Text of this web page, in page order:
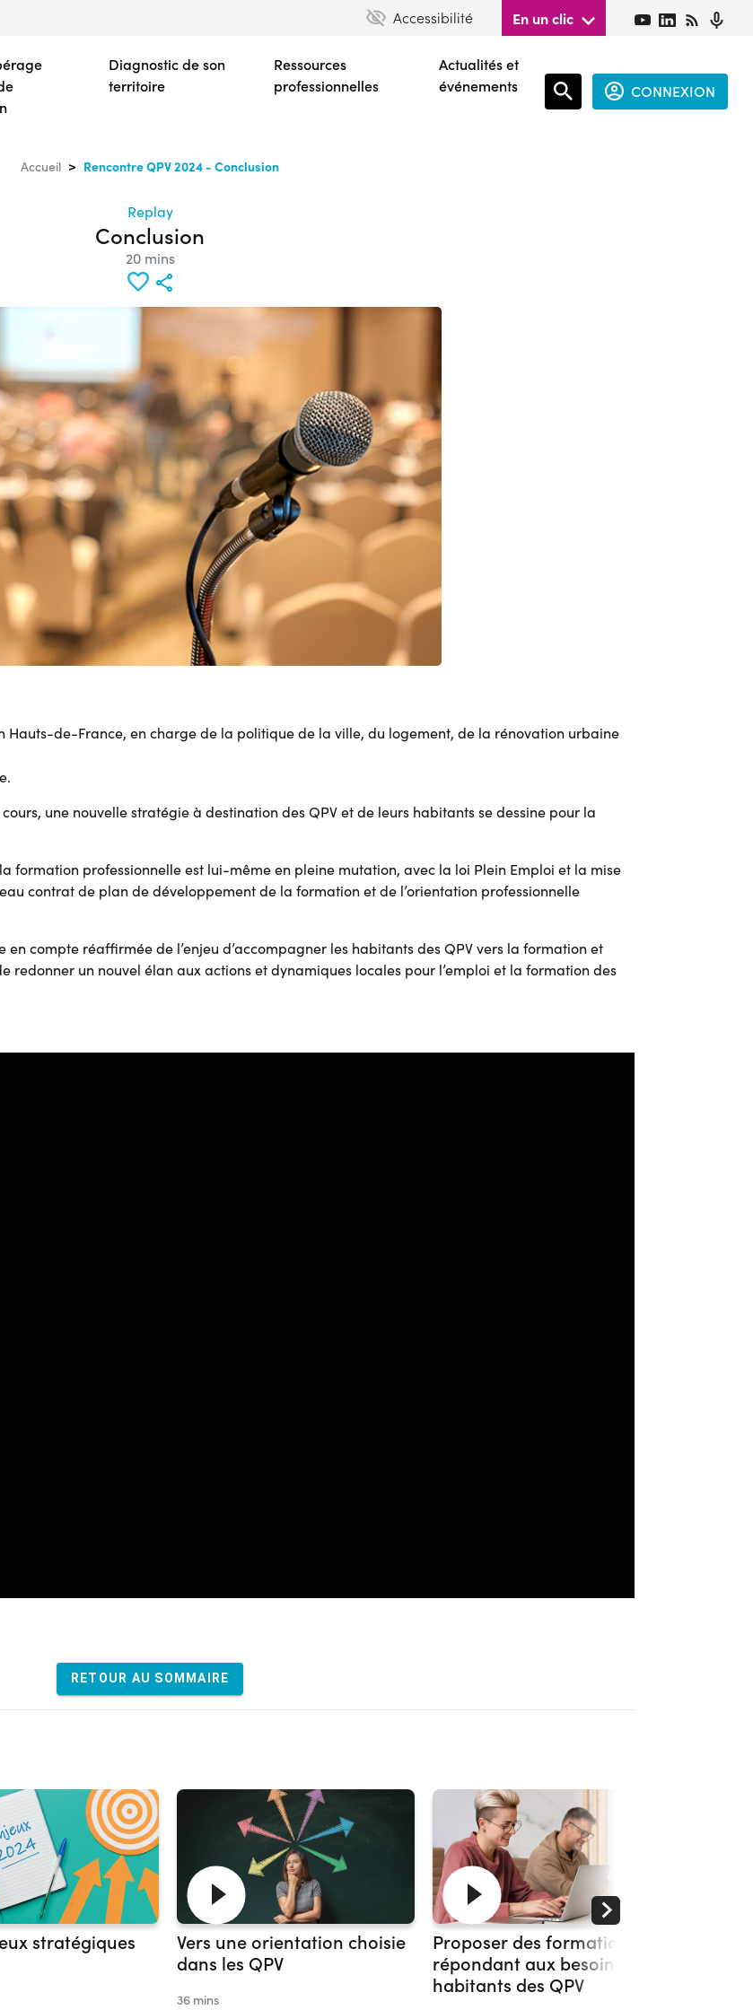
contenu
principal
Accessibilité En un clic
Diagnostic de son
territoire
Ressources
professionnelles
Actualités et
événements
CONNEXION
Accueil Rencontre QPV 2024 - Conclusion
Replay
Conclusion
20 mins
Hauts-de-France, en charge de la politique de la ville, du logement, de la rénovation urbaine
une nouvelle stratégie à destination des QPV et de leurs habitants se dessine pour la
formation professionnelle est lui-même en pleine mutation, avec la loi Plein Emploi et la mise
contrat de plan de développement de la formation et de l’orientation professionnelle
en compte réaffirmée de l’enjeu d’accompagner les habitants des QPV vers la formation et
redonner un nouvel élan aux actions et dynamiques locales pour l’emploi et la formation des
RETOUR AU SOMMAIRE
stratégiques
Vers une orientation choisie
dans les QPV
36 mins
Proposer des formations
répondant aux besoins des
habitants des QPV